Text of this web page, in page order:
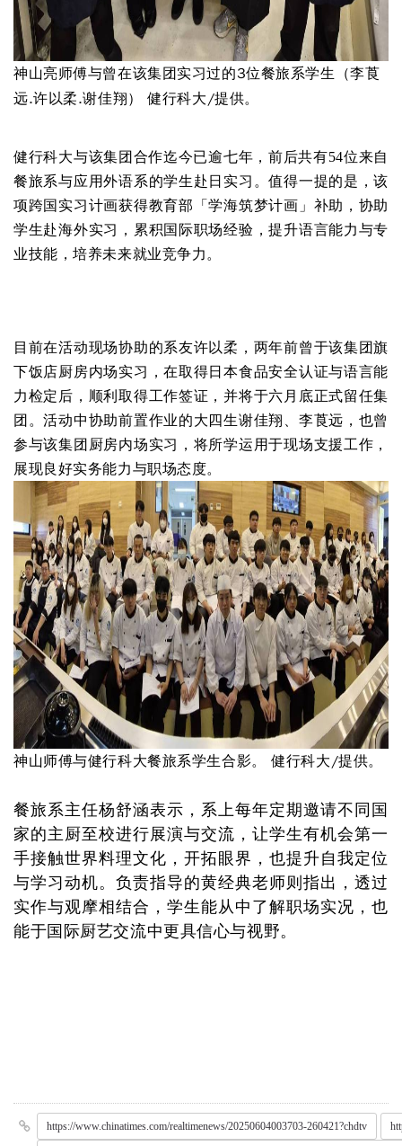
神山亮师傅与曾在该集团实习过的3位餐旅系学生（李莨
远.许以柔.谢佳翔） 健行科大/提供。
健行科大与该集团合作迄今已逾七年，前后共有54位来自
餐旅系与应用外语系的学生赴日实习。值得一提的是，该
项跨国实习计画获得教育部「学海筑梦计画」补助，协助
学生赴海外实习，累积国际职场经验，提升语言能力与专
业技能，培养未来就业竞争力。
目前在活动现场协助的系友许以柔，两年前曾于该集团旗
下饭店厨房内场实习，在取得日本食品安全认证与语言能
力检定后，顺利取得工作签证，并将于六月底正式留任集
团。活动中协助前置作业的大四生谢佳翔、李莨远，也曾
参与该集团厨房内场实习，将所学运用于现场支援工作，
展现良好实务能力与职场态度。
神山师傅与健行科大餐旅系学生合影。 健行科大/提供。
餐旅系主任杨舒涵表示，系上每年定期邀请不同国
家的主厨至校进行展演与交流，让学生有机会第一
手接触世界料理文化，开拓眼界，也提升自我定位
与学习动机。负责指导的黄经典老师则指出，透过
实作与观摩相结合，学生能从中了解职场实况，也
能于国际厨艺交流中更具信心与视野。
https://www.chinatimes.com/realtimenews/20250604003703-260421?chdtv